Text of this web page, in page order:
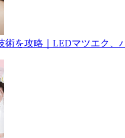
術を攻略｜LEDマツエク、